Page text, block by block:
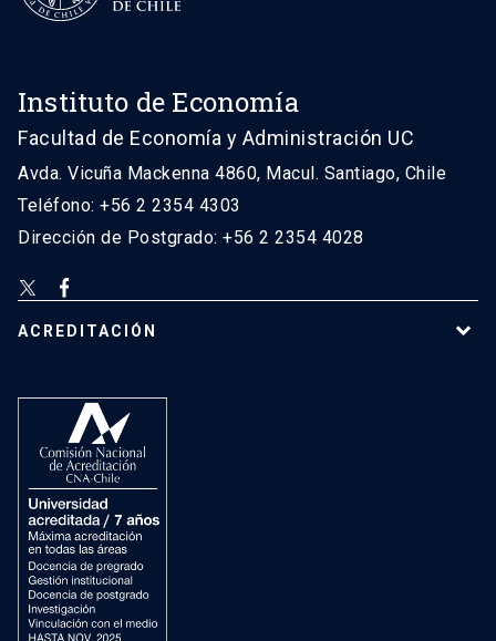
Instituto de Economía
Facultad de Economía y Administración UC
Avda. Vicuña Mackenna 4860, Macul. Santiago, Chile
Teléfono: +56 2 2354 4303
Dirección de Postgrado: +56 2 2354 4028
ACREDITACIÓN